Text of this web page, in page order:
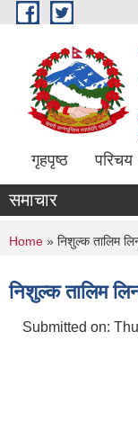
Skip to main content
गृहपृष्ठ परिचय
समाचार
You are
Home » निशुल्क तालिम
निशुल्क तालिम
Submitted on: